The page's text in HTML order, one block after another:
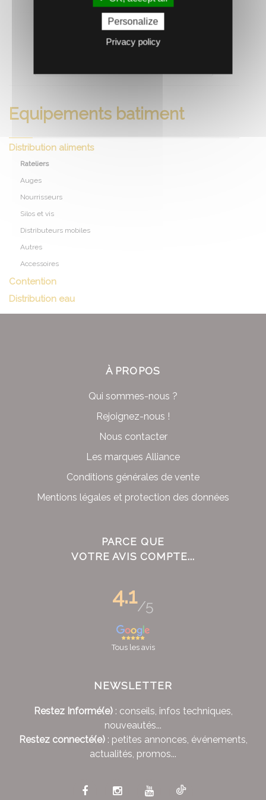
Equipements batiment
Distribution aliments
Rateliers
Auges
Nourrisseurs
Silos et vis
Distributeurs mobiles
Autres
Accessoires
Contention
Distribution eau
À PROPOS
Qui sommes-nous ?
Rejoignez-nous !
Nous contacter
Les marques Alliance
Conditions générales de vente
Mentions légales et protection des données
PARCE QUE
VOTRE AVIS COMPTE...
4.1/5
Tous les avis
NEWSLETTER
Restez Informé(e): conseils, infos techniques,
nouveautés...
Restez connecté(e): petites annonces, événements,
actualités, promos...
Personalize
Privacy policy